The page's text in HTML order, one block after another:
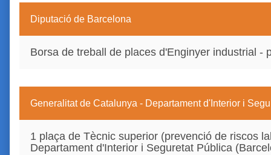
Diputació de Barcelona
Borsa de treball de places d'Enginyer industrial -
Generalitat de Catalunya - Departament d'Interior i
1 plaça de Tècnic superior (prevenció de riscos
Departament d'Interior i Seguretat Pública